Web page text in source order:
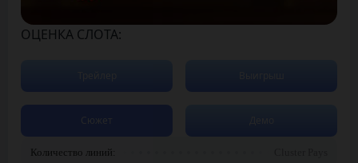
ОЦЕНКА СЛОТА:
Количество линий:
Сюжет